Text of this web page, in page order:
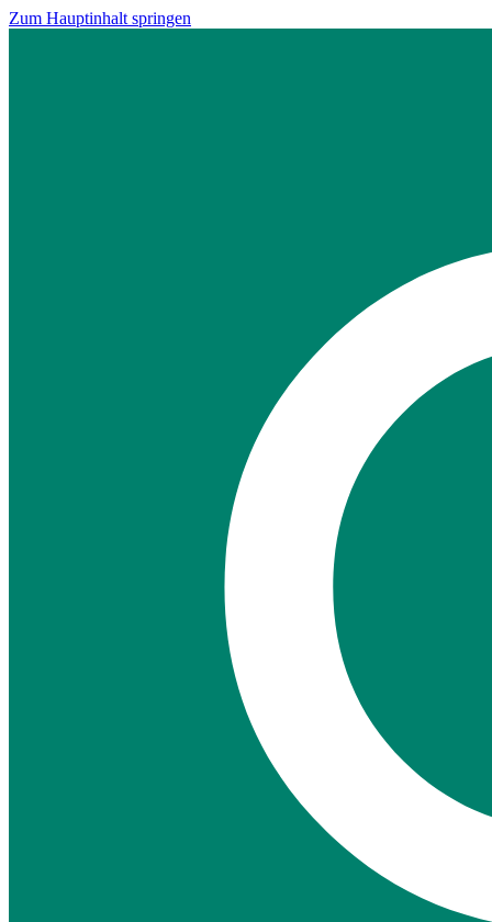
Zum Hauptinhalt springen